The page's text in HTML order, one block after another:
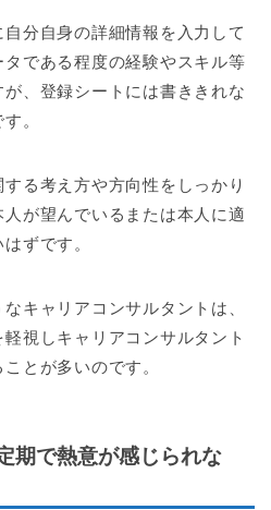
分自身の詳細情報を入力して
である程度の経験やスキル等
、登録シートには書ききれな
。
る考え方や方向性をしっかり
が望んでいるまたは本人に適
ずです。
キャリアコンサルタントは、
視しキャリアコンサルタント
とが多いのです。
期で熱意が感じられな